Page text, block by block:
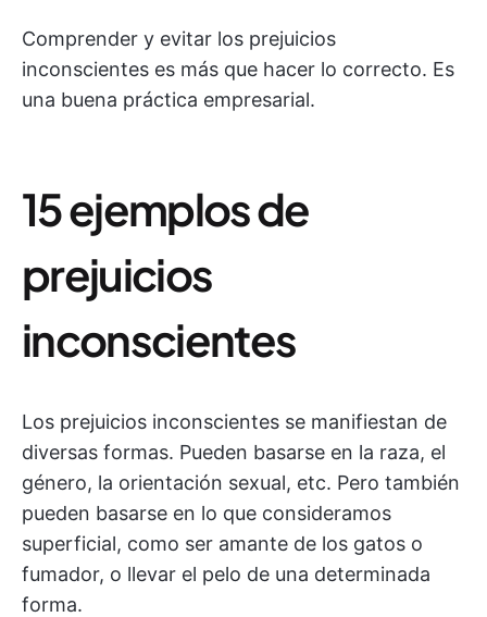
Comprender y evitar los prejuicios
inconscientes es más que hacer lo correcto. Es
una buena práctica empresarial.
15 ejemplos de
prejuicios
inconscientes
Los prejuicios inconscientes se manifiestan de
diversas formas. Pueden basarse en la raza, el
género, la orientación sexual, etc. Pero también
pueden basarse en lo que consideramos
superficial, como ser amante de los gatos o
fumador, o llevar el pelo de una determinada
forma.